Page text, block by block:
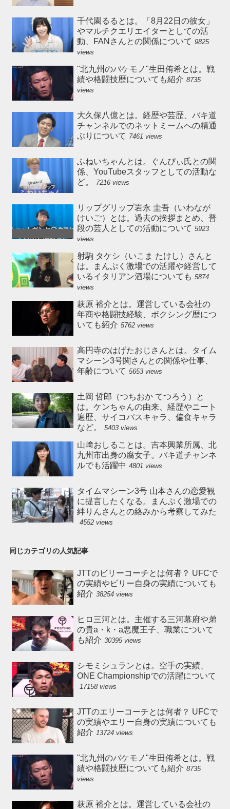
千代園るるとは。「8月22日の彼女」
やマルチクエリエイターとしての活
動、FANさんとの関係について 9825
views
"北九州のバケモノ"生田侑希とは。戦
績や格闘技歴についても紹介 8735
views
大久保八億とは。経歴や芸歴、バキ道
チャンネルでのネットミームへの精通
ぶりについて 7461 views
ふねいちゃんとは。ぐんぴぃ氏との関
係、YouTubeスタッフとしての活動な
ど。
7216 views
リップグリップ岩永 圭吾（いわなが
けいご）とは。過去の挨拶まとめ、普
段の芸人としての活動について 5923
views
射駒 タケシ（いこま たけし）さんと
は。まんぷく激場での活躍や経営して
いるイタリアン酒場についても 5874
views
萩原 裕介とは。運営している会社の
年商や格闘技経験、ボクシング歴につ
いても紹介 5762 views
高円寺のはげたおじさんとは。タイム
マシーン3号関さんとの関係や仕事、
年齢について 5653 views
土岡 哲郎（つちおか てつろう）と
は。ケンちゃんの由来、経歴やニート
遍歴、サイコパスキャラ、偏食キャラ
など。
5403 views
山﨑おしることは。吉本興業所属、北
九州市出身の腐女子。バキ道チャンネ
ルでも活躍中 4801 views
タイムマシーン3号 山本さんの恋愛観
に提言したくなる。まんぷく激場での
絆りんさんとの絡みから考察してみた
4552 views
同じカテゴリの人気記事
JTTのビリーコーチとは何者？ UFCで
の実績やビリー自身の実績についても
紹介 38254 views
ヒロ三河とは。主催する三河幕府や弟
の貴a・k・a悪魔王子、職業について
も紹介 30395 views
シモミシュランとは。空手の実績、
ONE Championshipでの活躍について
17158 views
JTTのエリーコーチとは何者？ UFCで
の実績やエリー自身の実績についても
紹介 13724 views
"北九州のバケモノ"生田侑希とは。戦
績や格闘技歴についても紹介 8735
views
萩原 裕介とは。運営している会社の